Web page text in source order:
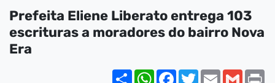
Prefeita Eliene Liberato entrega 103
escrituras a moradores do bairro Nova
Era
ShareWhatsApp
Facebook
Twitter
EmailGmail